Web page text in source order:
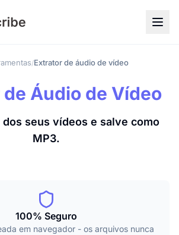
/Extrator de áudio de vídeo
Áudio de Vídeo
dos seus vídeos e salve como
MP3.
100% Seguro
em navegador - os arquivos nunca